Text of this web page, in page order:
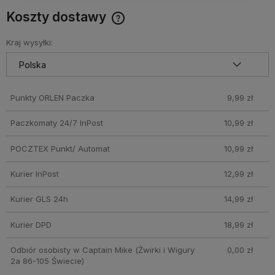
Koszty dostawy
produkty które nie mieszczą się do Paczkomatu nie
wchodzą w skład promocji. Koszty wysyłki dla przesyłek
pobraniowych mogą być droższe
Kraj wysyłki:
Punkty ORLEN Paczka 9,99 zł
Paczkomaty 24/7 InPost 10,99 zł
POCZTEX Punkt/ Automat 10,99 zł
Kurier InPost 12,99 zł
Kurier GLS 24h 14,99 zł
Kurier DPD 18,99 zł
Odbiór osobisty w Captain Mike (Żwirki i Wigury
2a 86-105 Świecie)
0,00 zł